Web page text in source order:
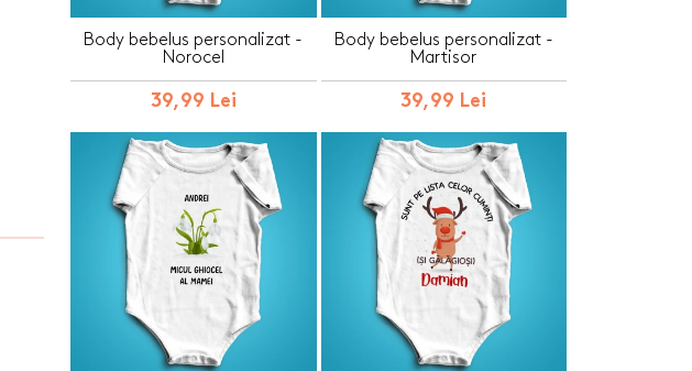
Body bebelus personalizat -
Norocel
39,99 Lei
Body bebelus personalizat -
Martisor
39,99 Lei